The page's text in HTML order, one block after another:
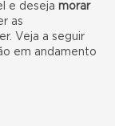
e deseja morar
as
Veja a seguir
em andamento